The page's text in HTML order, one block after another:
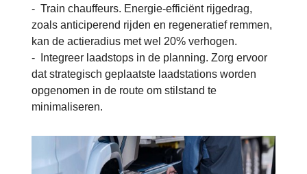
- Train chauffeurs. Energie-efficiënt rijgedrag,
zoals anticiperend rijden en regeneratief remmen,
kan de actieradius met wel 20% verhogen.
- Integreer laadstops in de planning. Zorg ervoor
dat strategisch geplaatste laadstations worden
opgenomen in de route om stilstand te
minimaliseren.